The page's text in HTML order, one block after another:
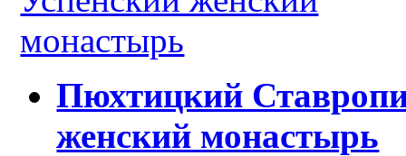
Пюхтицкий
женский монастырь